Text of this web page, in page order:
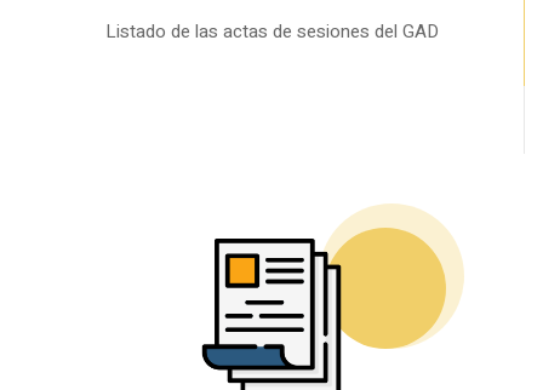
Listado de las actas de sesiones del GAD